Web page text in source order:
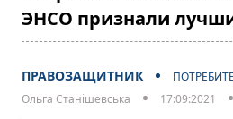
ЭНСО признали
ПРАВОЗАЩИТНИК
Ольга Станішевська
17:09:2021